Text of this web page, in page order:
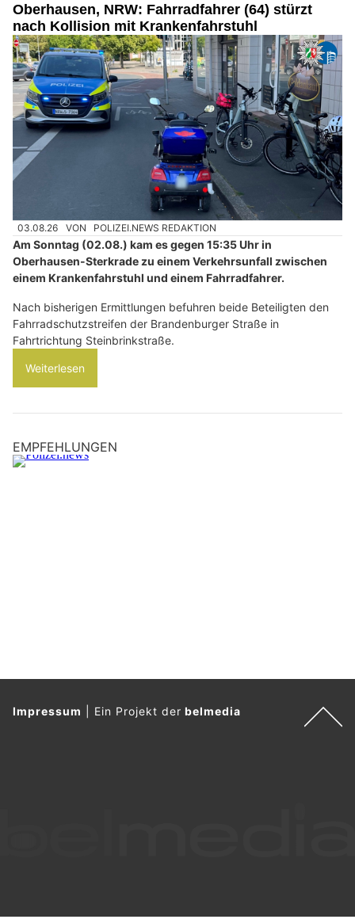
Oberhausen, NRW: Fahrradfahrer (64) stürzt
nach Kollision mit Krankenfahrstuhl
03.08.26 VON POLIZEI.NEWS REDAKTION
Am Sonntag (02.08.) kam es gegen 15:35 Uhr in
Oberhausen-Sterkrade zu einem Verkehrsunfall zwischen
einem Krankenfahrstuhl und einem Fahrradfahrer.
Nach bisherigen Ermittlungen befuhren beide Beteiligten den
Fahrradschutzstreifen der Brandenburger Straße in
Fahrtrichtung Steinbrinkstraße.
Weiterlesen
EMPFEHLUNGEN
Impressum Ein Projekt derbelmedia